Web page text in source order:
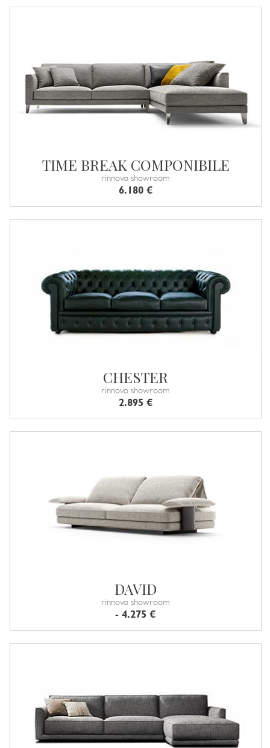
TIME BREAK COMPONIBILE
rinnovo showroom
6.180 €
CHESTER
rinnovo showroom
2.895 €
DAVID
rinnovo showroom
- 4.275 €